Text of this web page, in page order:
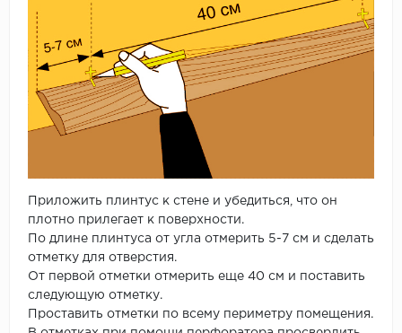
Приложить плинтус к стене и убедиться, что он
плотно прилегает к поверхности.
По длине плинтуса от угла отмерить 5-7 см и сделать
отметку для отверстия.
От первой отметки отмерить еще 40 см и поставить
следующую отметку.
Проставить отметки по всему периметру помещения.